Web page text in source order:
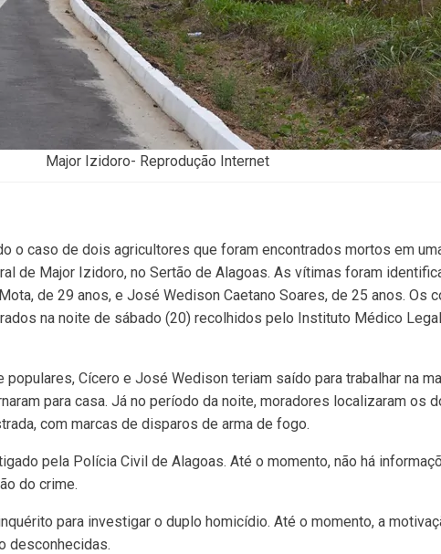
Major Izidoro- Reprodução Internet
o caso de dois agricultores que foram encontrados mortos em
de Major Izidoro, no Sertão de Alagoas. As vítimas foram
de 29 anos, e José Wedison Caetano Soares, de 25 anos. Os
na noite de sábado (20) recolhidos pelo Instituto Médico
Cícero e José Wedison teriam saído para trabalhar na
para casa. Já no período da noite, moradores localizaram os
com marcas de disparos de arma de fogo.
pela Polícia Civil de Alagoas. Até o momento, não há
do crime.
para investigar o duplo homicídio. Até o momento, a
desconhecidas.